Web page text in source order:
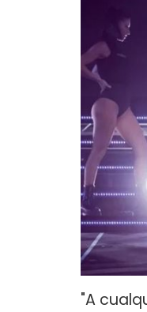
"A